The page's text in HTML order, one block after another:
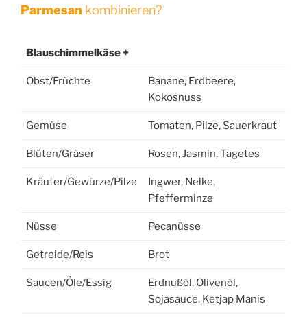
Parmesan kombinieren?
Blauschimmelkäse +
Obst/Früchte
Banane, Erdbeere,
Kokosnuss
Gemüse Tomaten, Pilze, Sauerkraut
Blüten/Gräser Rosen, Jasmin, Tagetes
Kräuter/Gewürze/Pilze
Ingwer, Nelke,
Pfefferminze
Nüsse Pecanüsse
Getreide/Reis Brot
Saucen/Öle/Essig
Erdnußöl, Olivenöl,
Sojasauce, Ketjap Manis